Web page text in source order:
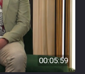
00:05:59